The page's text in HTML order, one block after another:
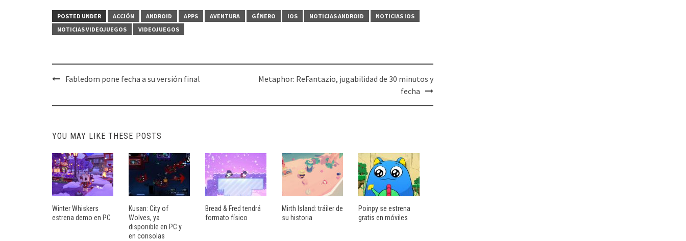
POSTED UNDER ACCIÓN ANDROID APPS AVENTURA GÉNERO IOS NOTICIAS ANDROID
NOTICIAS IOS
NOTICIAS VIDEOJUEGOS
VIDEOJUEGOS
PostFabledom pone fecha a su versión final
Metaphor: ReFantazio, jugabilidad de 30 minutos y
fecha
YOU MAY LIKE THESE POSTS
Winter Whiskers
estrena demo en PC
Kusan: City of
Wolves, ya
disponible en PC y
en consolas
Bread & Fred tendrá
formato físico
Mirth Island: tráiler de
su historia
Poinpy se estrena
gratis en móviles